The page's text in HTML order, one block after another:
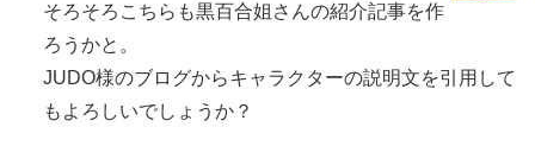
そろそろこちらも黒百合姐さんの紹介記事を作
ろうかと。
JUDO様のブログからキャラクターの説明文を引用して
もよろしいでしょうか？